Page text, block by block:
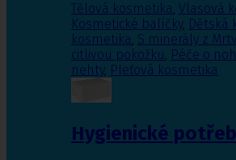
Tělová kosmetika, Vlasová
Kosmetické balíčky, Dětská
kosmetika, S minerály z
citlivou pokožku, Péče o
nehty, Pleťová kosmetika
Hygienické